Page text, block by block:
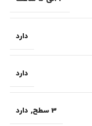
دارد
دارد
3 سطح , دارد